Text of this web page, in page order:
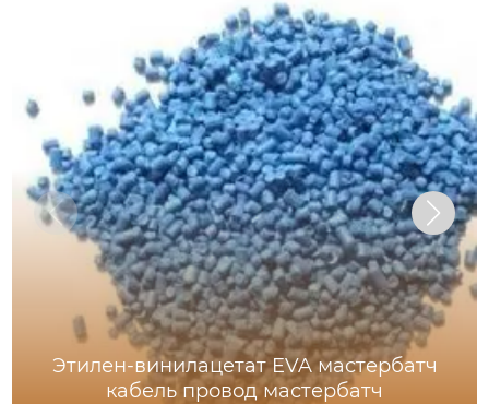
Этилен-винилацетат EVA мастербатч
кабель провод мастербатч